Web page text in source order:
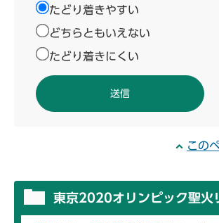
たどり着きやすい
どちらともいえない
たどり着きにくい
この
東京2020オリンピック聖火